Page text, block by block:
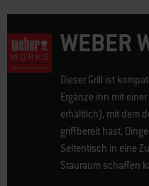
WEBER
Dieser Grill ist
Ergänze ihn mit
erhältlich), mit dem
griffbereit hast,
Seitentisch in eine
Stauraum schaffen